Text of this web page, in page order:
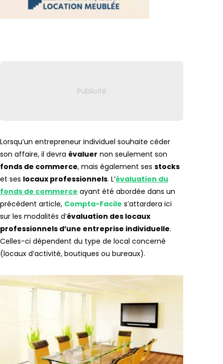
Lorsqu’un entrepreneur individuel souhaite céder
son affaire, il devra évaluer non seulement son
fonds de commerce, mais également ses stocks
et ses locaux professionnels. L’évaluation du
fonds de commerce ayant été abordée dans un
précédent article, Compta-Facile s’attardera ici
sur les modalités d’évaluation des locaux
professionnels d’une entreprise individuelle.
Celles-ci dépendent du type de local concerné
(locaux d’activité, boutiques ou bureaux).